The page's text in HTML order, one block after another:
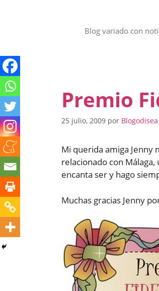
Blog variado con
Premio
25 julio, 2009 por Blogodisea
Mi querida amiga Jenny
relacionado con
encanta ser y hago
Muchas gracias Jenny